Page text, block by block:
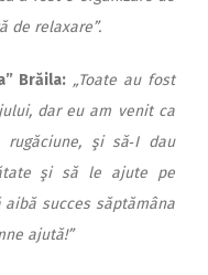
de relaxare”.
Brăila: „Toate au fost
dar eu am venit ca
rugăciune, şi să‑I dau
şi să le ajute pe
succes săptămâna
ajută!”